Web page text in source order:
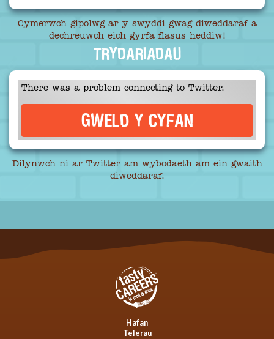
Cymerwch gipolwg ar y swyddi gwag diweddaraf a
dechreuwch eich gyrfa flasus heddiw!
TRYDARIADAU
There was a problem connecting to Twitter.
GWELD Y CYFAN
Dilynwch ni ar Twitter am wybodaeth am ein gwaith
diweddaraf.
Hafan
Telerau